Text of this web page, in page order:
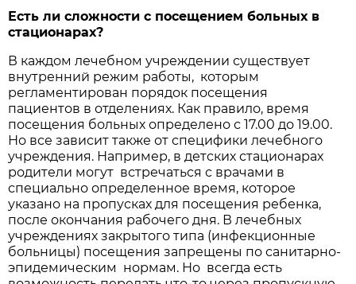
Есть ли сложности с посещением больных в
стационарах?
В каждом лечебном учреждении существует
внутренний режим работы, которым
регламентирован порядок посещения
пациентов в отделениях. Как правило, время
посещения больных определено с 17.00 до 19.00.
Но все зависит также от специфики лечебного
учреждения. Например, в детских стационарах
родители могут встречаться с врачами в
специально определенное время, которое
указано на пропусках для посещения ребенка,
после окончания рабочего дня. В лечебных
учреждениях закрытого типа (инфекционные
больницы) посещения запрещены по санитарно-
эпидемическим нормам. Но всегда есть